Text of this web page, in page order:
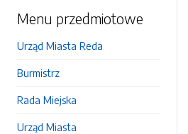
Menu przedmiotowe
Urząd Miasta Reda
Burmistrz
Rada Miejska
Urząd Miasta